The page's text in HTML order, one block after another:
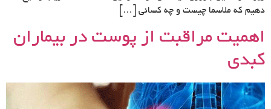
دهیم که ملاسما چیست و چه کسانی […]
اهمیت مراقبت از پوست در بیماران
کبدی